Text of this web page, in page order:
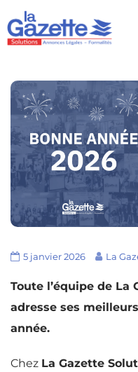
5 janvier 2026 La
Toute l’équipe de La
adresse ses
année.
Chez La Gazette